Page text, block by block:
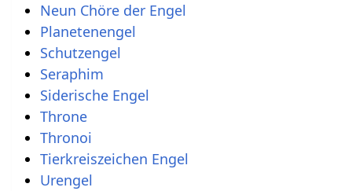
Neun Chöre der Engel
Planetenengel
Schutzengel
Seraphim
Siderische Engel
Throne
Thronoi
Tierkreiszeichen Engel
Urengel